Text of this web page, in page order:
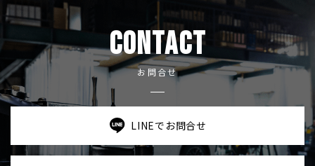
CONTACT
お問合せ
LINEでお問合せ